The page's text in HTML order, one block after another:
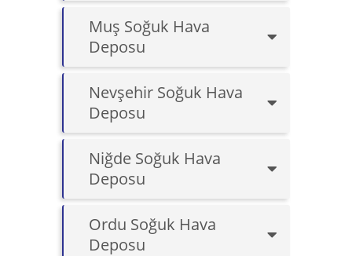
Muş Soğuk Hava
Deposu
Nevşehir Soğuk Hava
Deposu
Niğde Soğuk Hava
Deposu
Ordu Soğuk Hava
Deposu